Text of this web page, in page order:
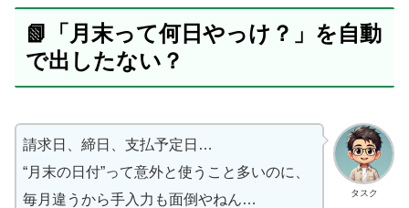
📗「月末って何日やっけ？」を自動
で出したない？
タスク
請求日、締日、支払予定日…
“月末の日付”って意外と使うこと多いのに、
毎月違うから手入力も面倒やねん…